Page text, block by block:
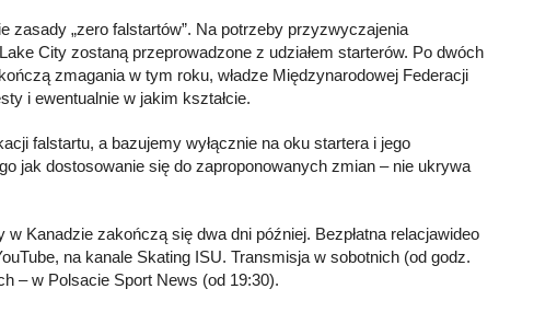
zasady „zero falstartów”. Na potrzeby przyzwyczajenia
City zostaną przeprowadzone z udziałem starterów. Po dwóch
zmagania w tym roku, władze Międzynarodowej Federacji
i ewentualnie w jakim kształcie.
falstartu, a bazujemy wyłącznie na oku startera i jego
jak dostosowanie się do zaproponowanych zmian – nie ukrywa
Kanadzie zakończą się dwa dni później. Bezpłatna relacjawideo
na kanale Skating ISU. Transmisja w sobotnich (od godz.
– w Polsacie Sport News (od 19:30).